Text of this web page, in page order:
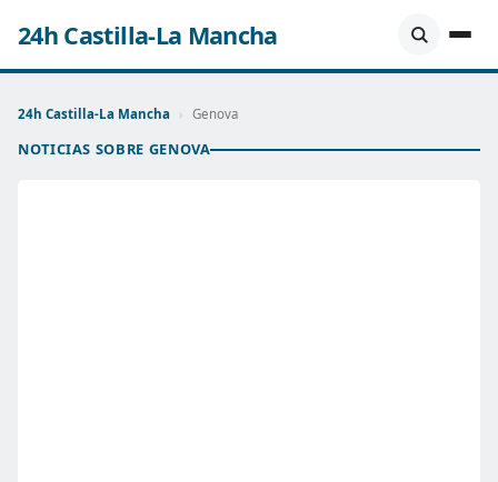
24h Castilla-La Mancha
24h Castilla-La Mancha › Genova
NOTICIAS SOBRE GENOVA